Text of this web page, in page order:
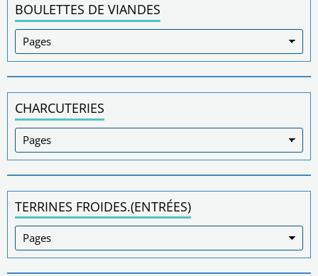
BOULETTES DE VIANDES
CHARCUTERIES
TERRINES FROIDES.(ENTRÉES)